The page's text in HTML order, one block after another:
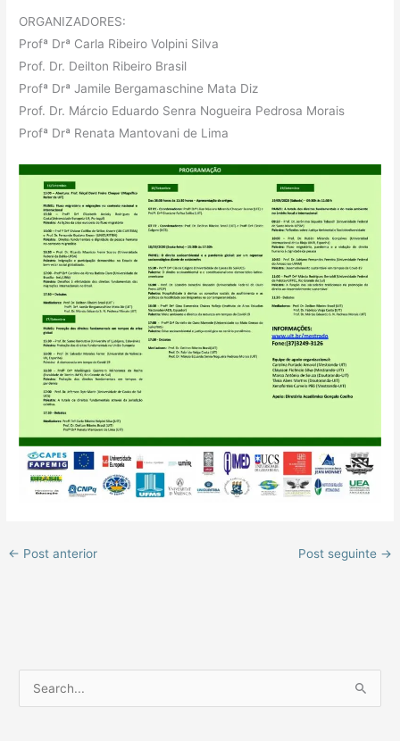
ORGANIZADORES:
Profª Drª Carla Ribeiro Volpini Silva
Prof. Dr. Deilton Ribeiro Brasil
Profª Drª Jamile Bergamaschine Mata Diz
Prof. Dr. Márcio Eduardo Senra Nogueira Pedrosa Morais
Profª Drª Renata Mantovani de Lima
← Post anterior Post seguinte →